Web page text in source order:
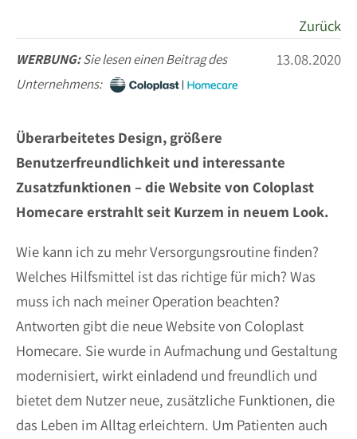
Zurück
13.08.2020
WERBUNG:Sie lesen einen Beitrag des
Unternehmens:
Überarbeitetes Design, größere
Benutzerfreundlichkeit und interessante
Zusatzfunktionen – die Website von Coloplast
Homecare erstrahlt seit Kurzem in neuem Look.
Wie kann ich zu mehr Versorgungsroutine finden?
Welches Hilfsmittel ist das richtige für mich? Was
muss ich nach meiner Operation beachten?
Antworten gibt die neue Website von Coloplast
Homecare. Sie wurde in Aufmachung und Gestaltung
modernisiert, wirkt einladend und freundlich und
bietet dem Nutzer neue, zusätzliche Funktionen, die
das Leben im Alltag erleichtern. Um Patienten auch